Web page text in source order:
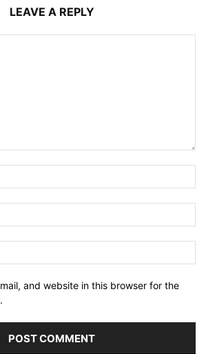
LEAVE A REPLY
and website in this browser for the